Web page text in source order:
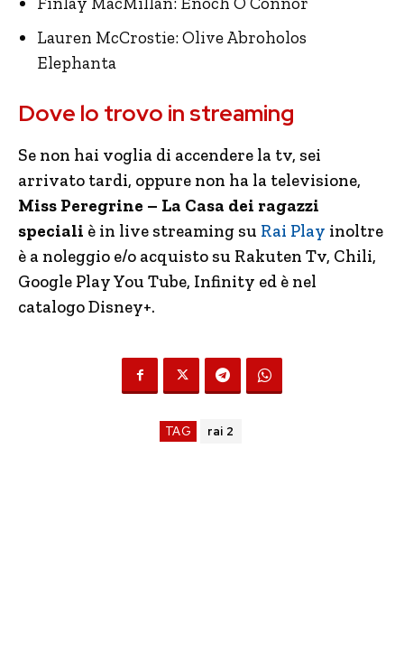
Lauren McCrostie: Olive Abroholos
Elephanta
Dove lo trovo in streaming
Se non hai voglia di accendere la tv, sei
arrivato tardi, oppure non ha la televisione,
Miss Peregrine – La Casa dei ragazzi
speciali è in live streaming su Rai Play inoltre
è a noleggio e/o acquisto su Rakuten Tv, Chili,
Google Play You Tube, Infinity ed è nel
catalogo Disney+.
TAG rai 2